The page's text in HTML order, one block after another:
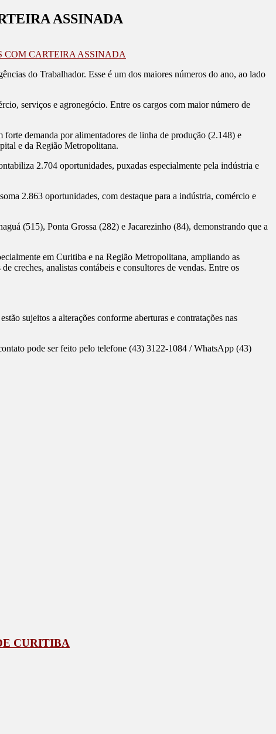
ASSINADA
CARTEIRA ASSINADA
do Trabalhador. Esse é um dos maiores números do ano, ao lado
serviços e agronegócio. Entre os cargos com maior número de
demanda por alimentadores de linha de produção (2.148) e
e da Região Metropolitana.
2.704 oportunidades, puxadas especialmente pela indústria e
2.863 oportunidades, com destaque para a indústria, comércio e
(515), Ponta Grossa (282) e Jacarezinho (84), demonstrando que a
em Curitiba e na Região Metropolitana, ampliando as
creches, analistas contábeis e consultores de vendas. Entre os
sujeitos a alterações conforme aberturas e contratações nas
pode ser feito pelo telefone (43) 3122-1084 / WhatsApp (43)
CURITIBA